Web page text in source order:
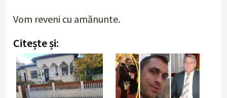
Vom reveni cu amănunte.
Citește și: